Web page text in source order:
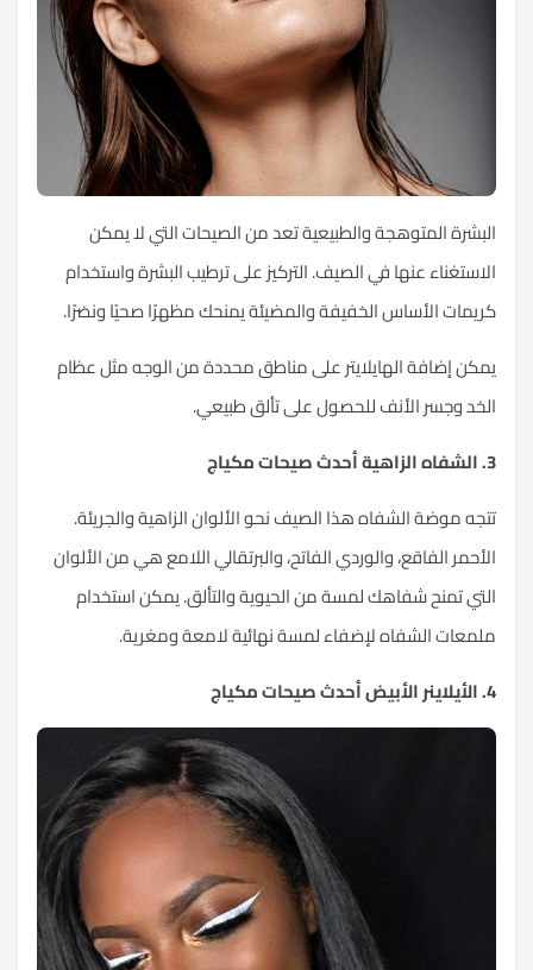
البشرة المتوهجة والطبيعية تعد من الصيحات التي لا يمكن
الاستغناء عنها في الصيف. التركيز على ترطيب البشرة واستخدام
كريمات الأساس الخفيفة والمضيئة يمنحك مظهرًا صحيًا ونضرًا.
يمكن إضافة الهايلايتر على مناطق محددة من الوجه مثل عظام
الخد وجسر الأنف للحصول على تألق طبيعي.
3. الشفاه الزاهية أحدث صيحات مكياج
تتجه موضة الشفاه هذا الصيف نحو الألوان الزاهية والجريئة.
الأحمر الفاقع، والوردي الفاتح، والبرتقالي اللامع هي من الألوان
التي تمنح شفاهك لمسة من الحيوية والتألق. يمكن استخدام
ملمعات الشفاه لإضفاء لمسة نهائية لامعة ومغرية.
4. الأيلاينر الأبيض أحدث صيحات مكياج